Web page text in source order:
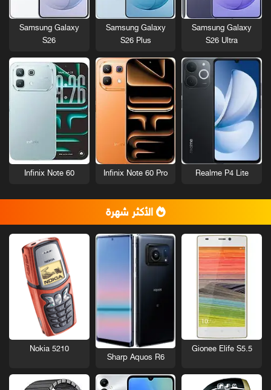
Samsung Galaxy
S26 Ultra
Samsung Galaxy
S26 Plus
Samsung Galaxy
S26
Realme P4 Lite
Infinix Note 60 Pro
Infinix Note 60
الأكثر شهرة
Gionee Elife S5.5
Sharp Aquos R6
Nokia 5210